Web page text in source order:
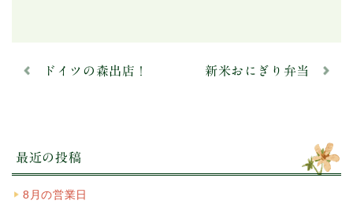
ドイツの森出店！ 新米おにぎり弁当
最近の投稿
8月の営業日